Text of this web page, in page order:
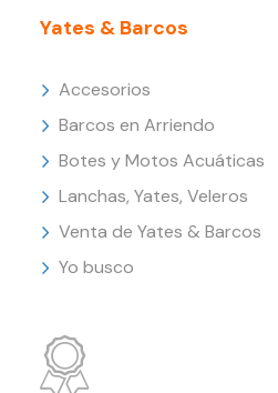
Yates & Barcos
Accesorios
Barcos en Arriendo
Botes y Motos Acuáticas
Lanchas, Yates, Veleros
Venta de Yates & Barcos
Yo busco